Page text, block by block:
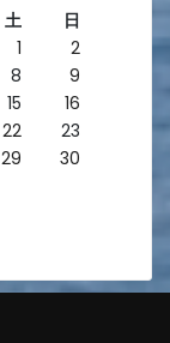
土
日
1
2
8
9
15
16
22
23
29
30